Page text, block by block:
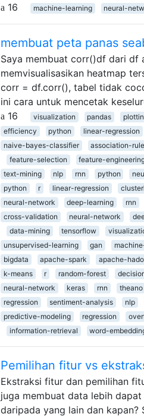
16
machine-learning neural-
membuat peta panas
Saya membuat corr()df dari df
memvisualisasikan heatmap
corr = df.corr(), tabel tidak
ini cara untuk mencetak
16
visualization pandas
efficiency
python linear-regression
naive-bayes-classifier
association-
feature-selection
feature-
text-mining
nlp rnn python
python
r linear-regression
neural-network
deep-learning rnn
cross-validation
neural-network
data-mining
tensorflow
unsupervised-learning
gan
bigdata
apache-spark apache-
k-means
r random-forest
neural-network
keras rnn theano
regression
sentiment-analysis nlp
predictive-modeling
regression
information-retrieval
word-
Pemilihan fitur vs
Ekstraksi fitur dan pemilihan
juga membuat data lebih
daripada yang lain dan